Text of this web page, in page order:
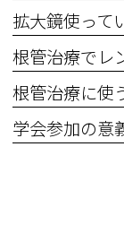
拡大鏡使って
根管治療でレ
学会参加の意